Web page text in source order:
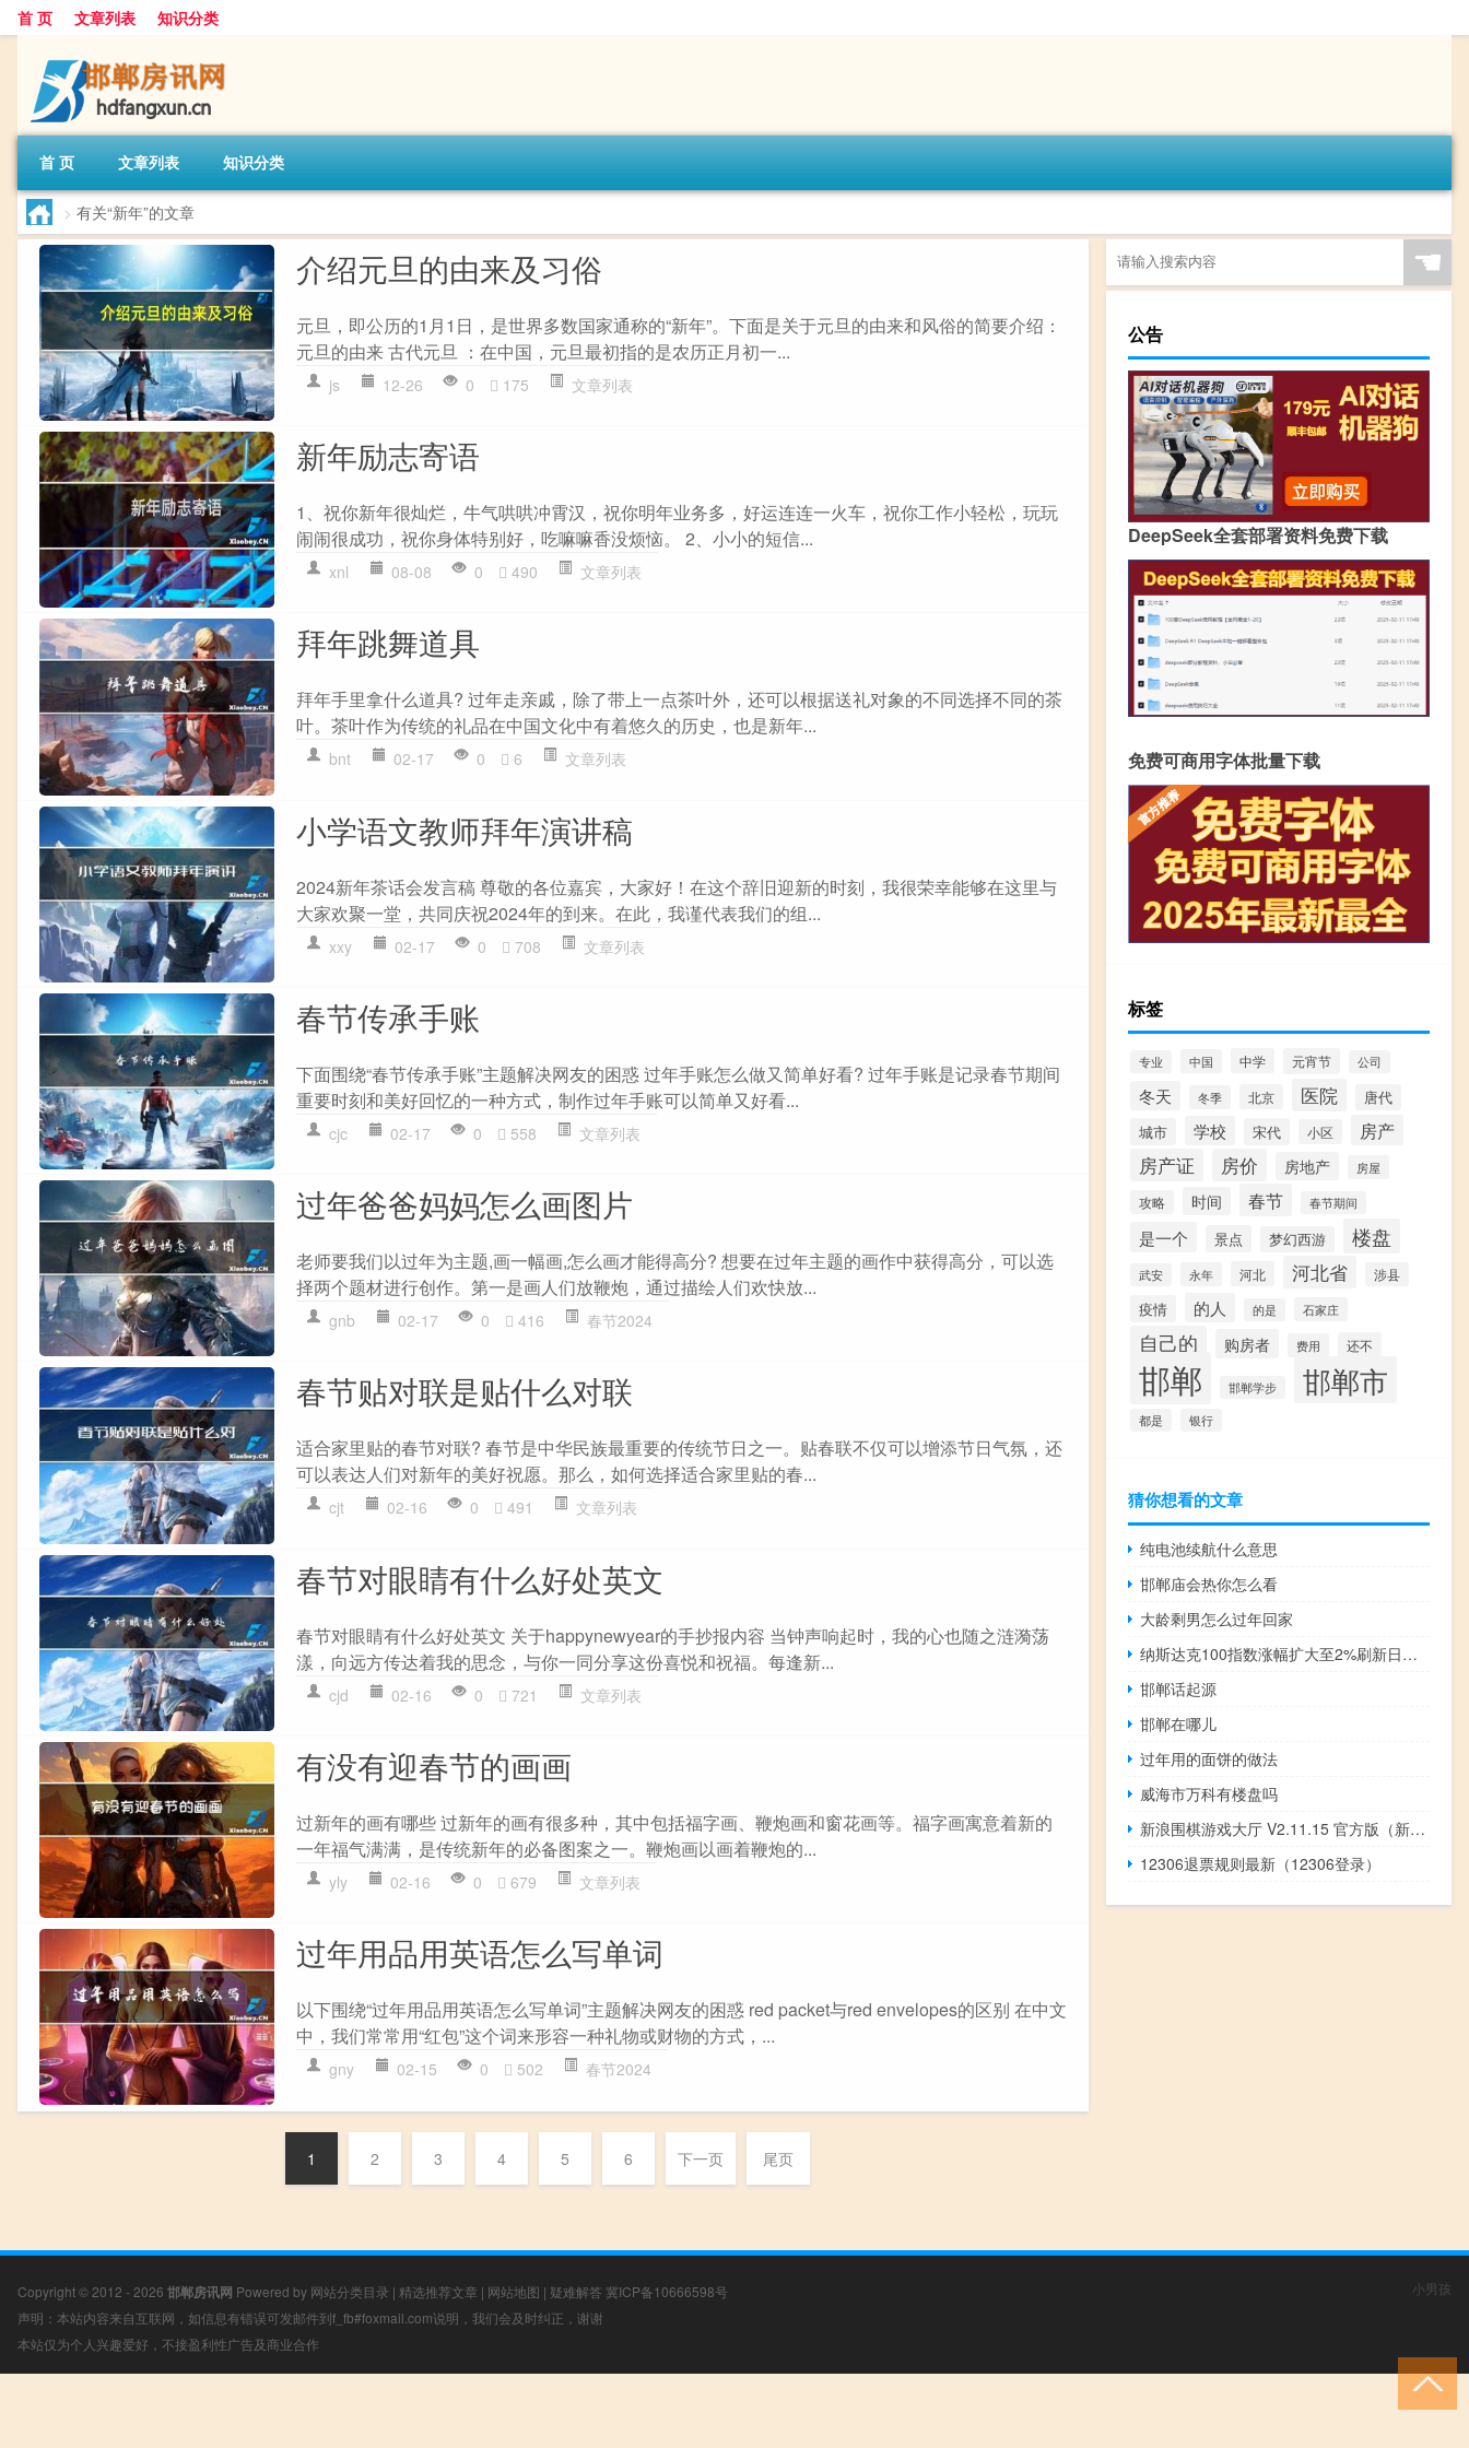
首 页 文章列表 知识分类
首 页 文章列表 知识分类
> 有关“新年”的文章
介绍元旦的由来及习俗
元旦，即公历的1月1日，是世界多数国家通称的“新年”。下面是关于元旦的由来和风俗的简要介绍：
元旦的由来 古代元旦 ：在中国，元旦最初指的是农历正月初一...
js 12-26 0 175 文章列表
新年励志寄语
1、祝你新年很灿烂，牛气哄哄冲霄汉，祝你明年业务多，好运连连一火车，祝你工作小轻松，玩玩
闹闹很成功，祝你身体特别好，吃嘛嘛香没烦恼。 2、小小的短信...
xnl 08-08 0 490 文章列表
拜年跳舞道具
拜年手里拿什么道具? 过年走亲戚，除了带上一点茶叶外，还可以根据送礼对象的不同选择不同的茶
叶。茶叶作为传统的礼品在中国文化中有着悠久的历史，也是新年...
bnt 02-17 0 6 文章列表
小学语文教师拜年演讲稿
2024新年茶话会发言稿 尊敬的各位嘉宾，大家好！在这个辞旧迎新的时刻，我很荣幸能够在这里与
大家欢聚一堂，共同庆祝2024年的到来。在此，我谨代表我们的组...
xxy 02-17 0 708 文章列表
春节传承手账
下面围绕“春节传承手账”主题解决网友的困惑 过年手账怎么做又简单好看? 过年手账是记录春节期间
重要时刻和美好回忆的一种方式，制作过年手账可以简单又好看...
cjc 02-17 0 558 文章列表
过年爸爸妈妈怎么画图片
老师要我们以过年为主题,画一幅画,怎么画才能得高分? 想要在过年主题的画作中获得高分，可以选
择两个题材进行创作。第一是画人们放鞭炮，通过描绘人们欢快放...
gnb 02-17 0 416 春节2024
春节贴对联是贴什么对联
适合家里贴的春节对联? 春节是中华民族最重要的传统节日之一。贴春联不仅可以增添节日气氛，还
可以表达人们对新年的美好祝愿。那么，如何选择适合家里贴的春...
cjt 02-16 0 491 文章列表
春节对眼睛有什么好处英文
春节对眼睛有什么好处英文 关于happynewyear的手抄报内容 当钟声响起时，我的心也随之涟漪荡
漾，向远方传达着我的思念，与你一同分享这份喜悦和祝福。每逢新...
cjd 02-16 0 721 文章列表
有没有迎春节的画画
过新年的画有哪些 过新年的画有很多种，其中包括福字画、鞭炮画和窗花画等。福字画寓意着新的
一年福气满满，是传统新年的必备图案之一。鞭炮画以画着鞭炮的...
yly 02-16 0 679 文章列表
过年用品用英语怎么写单词
以下围绕“过年用品用英语怎么写单词”主题解决网友的困惑 red packet与red envelopes的区别 在中文
中，我们常常用“红包”这个词来形容一种礼物或财物的方式，...
gny 02-15 0 502 春节2024
1 2 3 4 5 6 下一页 尾页
☚
公告
DeepSeek全套部署资料免费下载
免费可商用字体批量下载
标签
专业 中国 中学 元宵节 公司
冬天 冬季 北京 医院 唐代
城市 学校 宋代 小区 房产
房产证 房价 房地产
房屋
攻略
时间 春节 春节期间
是一个 景点 梦幻西游 楼盘
武安 永年 河北 河北省 涉县
疫情 的人 的是 石家庄
自己的 购房者 费用 还不
邯郸 邯郸学步 邯郸市
都是 银行
猜你想看的文章
纯电池续航什么意思
邯郸庙会热你怎么看
大龄剩男怎么过年回家
纳斯达克100指数涨幅扩大至2%刷新日高道指涨360点或1.09%标普500指数涨1.41%纳指涨1.78%
邯郸话起源
邯郸在哪儿
过年用的面饼的做法
威海市万科有楼盘吗
新浪围棋游戏大厅 V2.11.15 官方版（新浪围棋游戏大厅 V2.11.15 官方版功能简介）
12306退票规则最新（12306登录）
Copyright © 2012 - 2026 邯郸房讯网 Powered by 网站分类目录 | 精选推荐文章 | 网站地图 | 疑难解答 冀ICP备10666598号
声明：本站内容来自互联网，如信息有错误可发邮件到f_fb#foxmail.com说明，我们会及时纠正，谢谢
本站仅为个人兴趣爱好，不接盈利性广告及商业合作
小男孩